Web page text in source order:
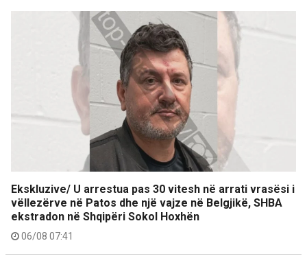
Ekskluzive/ U arrestua pas 30 vitesh në arrati vrasësi i
vëllezërve në Patos dhe një vajze në Belgjikë, SHBA
ekstradon në Shqipëri Sokol Hoxhën
06/08 07:41